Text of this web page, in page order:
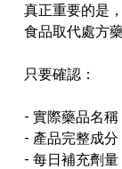
真正重要的是
食品取代處方藥
只要確認：
- 實際藥品名稱
- 產品完整成分
- 每日補充劑量